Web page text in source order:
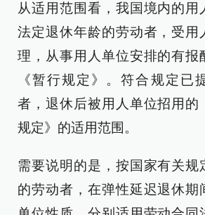
从适用范围看，我国境内的用
法定退休年龄的劳动者，受用
理，从事用人单位安排的有报
《暂行规定》。符合规定已
者，退休后被用人单位招用的
规定》的适用范围。
需要说明的是，按国家有关规
的劳动者，在弹性延迟退休期